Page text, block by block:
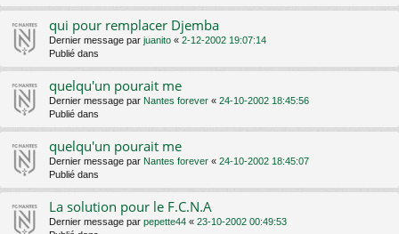
qui pour remplacer Djemba
Dernier message par juanito « 2-12-2002 19:07:14
Publié dans
quelqu'un pourait me
Dernier message par Nantes forever « 24-10-2002 18:45:56
Publié dans
quelqu'un pourait me
Dernier message par Nantes forever « 24-10-2002 18:45:07
Publié dans
La solution pour le F.C.N.A
Dernier message par pepette44 « 23-10-2002 00:49:53